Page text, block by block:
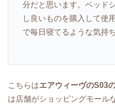
分だと思います。ベッド
し良いものを購入して使
で毎日寝てるような気持ち
こちらはエアウィーヴのS03
は店舗がショッピングモール